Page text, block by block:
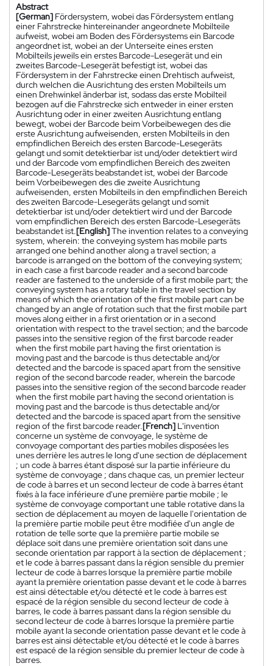
Abstract
[German] Fördersystem, wobei das Fördersystem entlang
einer Fahrstrecke hintereinander angeordnete Mobilteile
aufweist, wobei am Boden des Fördersystems ein Barcode
angeordnet ist, wobei an der Unterseite eines ersten
Mobilteils jeweils ein erstes Barcode-Lesegerät und ein
zweites Barcode-Lesegerät befestigt ist, wobei das
Fördersystem in der Fahrstrecke einen Drehtisch aufweist,
durch welchen die Ausrichtung des ersten Mobilteils um
einen Drehwinkel änderbar ist, sodass das erste Mobilteil
bezogen auf die Fahrstrecke sich entweder in einer ersten
Ausrichtung oder in einer zweiten Ausrichtung entlang
bewegt, wobei der Barcode beim Vorbeibewegen des die
erste Ausrichtung aufweisenden, ersten Mobilteils in den
empfindlichen Bereich des ersten Barcode-Lesegeräts
gelangt und somit detektierbar ist und/oder detektiert wird
und der Barcode vom empfindlichen Bereich des zweiten
Barcode-Lesegeräts beabstandet ist, wobei der Barcode
beim Vorbeibewegen des die zweite Ausrichtung
aufweisenden, ersten Mobilteils in den empfindlichen Bereich
des zweiten Barcode-Lesegeräts gelangt und somit
detektierbar ist und/oder detektiert wird und der Barcode
vom empfindlichen Bereich des ersten Barcode-Lesegeräts
beabstandet ist.[English]The invention relates to a conveying
system, wherein: the conveying system has mobile parts
arranged one behind another along a travel section; a
barcode is arranged on the bottom of the conveying system;
in each case a first barcode reader and a second barcode
reader are fastened to the underside of a first mobile part; the
conveying system has a rotary table in the travel section by
means of which the orientation of the first mobile part can be
changed by an angle of rotation such that the first mobile part
moves along either in a first orientation or in a second
orientation with respect to the travel section; and the barcode
passes into the sensitive region of the first barcode reader
when the first mobile part having the first orientation is
moving past and the barcode is thus detectable and/or
detected and the barcode is spaced apart from the sensitive
region of the second barcode reader, wherein the barcode
passes into the sensitive region of the second barcode reader
when the first mobile part having the second orientation is
moving past and the barcode is thus detectable and/or
detected and the barcode is spaced apart from the sensitive
region of the first barcode reader.[French] L'invention
concerne un système de convoyage, le système de
convoyage comportant des parties mobiles disposées les
unes derrière les autres le long d'une section de déplacement
; un code à barres étant disposé sur la partie inférieure du
système de convoyage ; dans chaque cas, un premier lecteur
de code à barres et un second lecteur de code à barres étant
fixés à la face inférieure d'une première partie mobile ; le
système de convoyage comportant une table rotative dans la
section de déplacement au moyen de laquelle l'orientation de
la première partie mobile peut être modifiée d'un angle de
rotation de telle sorte que la première partie mobile se
déplace soit dans une première orientation soit dans une
seconde orientation par rapport à la section de déplacement ;
et le code à barres passant dans la région sensible du premier
lecteur de code à barres lorsque la première partie mobile
ayant la première orientation passe devant et le code à barres
est ainsi détectable et/ou détecté et le code à barres est
espacé de la région sensible du second lecteur de code à
barres, le code à barres passant dans la région sensible du
second lecteur de code à barres lorsque la première partie
mobile ayant la seconde orientation passe devant et le code à
barres est ainsi détectable et/ou détecté et le code à barres
est espacé de la région sensible du premier lecteur de code à
barres.